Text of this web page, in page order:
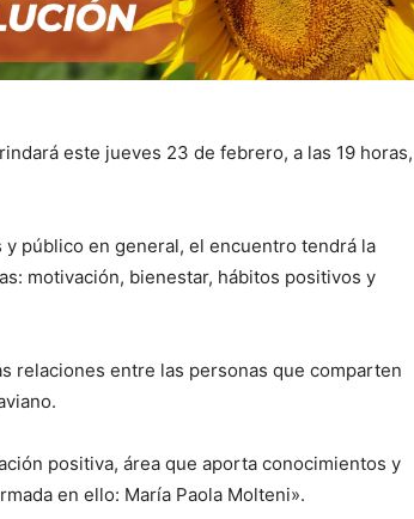
este jueves 23 de febrero, a las 19 horas,
público en general, el encuentro tendrá la
motivación, bienestar, hábitos positivos y
relaciones entre las personas que comparten
positiva, área que aporta conocimientos y
en ello: María Paola Molteni».